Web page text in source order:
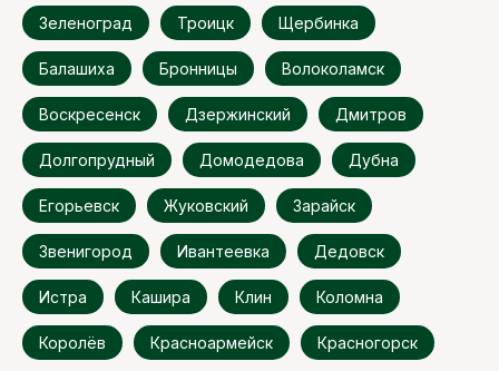
Зеленоград Троицк Щербинка
Балашиха Бронницы Волоколамск
Воскресенск Дзержинский Дмитров
Долгопрудный Домодедова Дубна
Егорьевск Жуковский Зарайск
Звенигород Ивантеевка Дедовск
Истра Кашира Клин Коломна
Королёв Красноармейск Красногорск